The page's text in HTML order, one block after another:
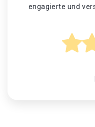
engagierte und